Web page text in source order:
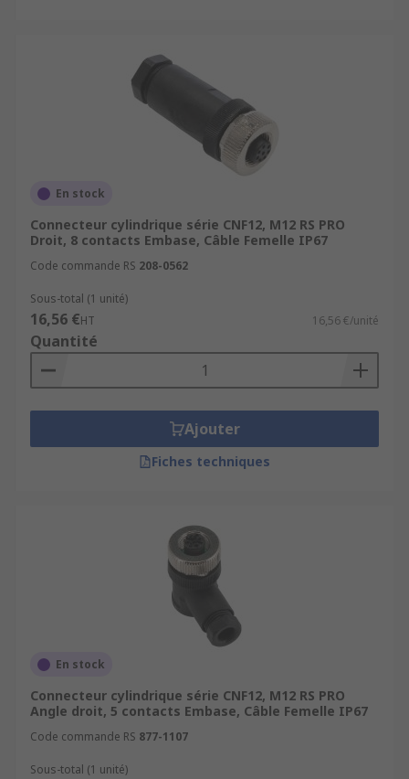
En stock
Connecteur cylindrique série CNF12, M12 RS PRO
Droit, 8 contacts Embase, Câble Femelle IP67
Code commande RS 208-0562
Sous-total (1 unité)
16,56 €HT 16,56 €/unité
Quantité
Ajouter
Fiches techniques
En stock
Connecteur cylindrique série CNF12, M12 RS PRO
Angle droit, 5 contacts Embase, Câble Femelle IP67
Code commande RS 877-1107
Sous-total (1 unité)